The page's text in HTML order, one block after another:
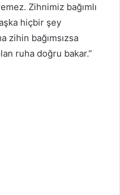
Zihnimiz bağımlı
hiçbir şey
zihin bağımsızsa
ruha doğru bakar.”